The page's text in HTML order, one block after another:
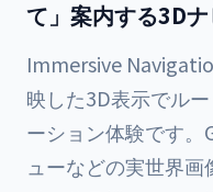
て」案内する3D
Immersive
映した3D表示でル
ーション体験です
ューなどの実世界